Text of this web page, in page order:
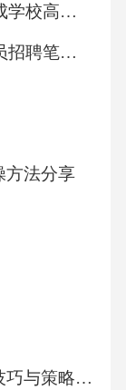
2026贵州六盘水市盘州市兴成学校高中教师招聘8人考试模拟试题及答案详解
2025年海口市秀英区工会人员招聘笔试试题及答案详解
方法分享
快速提升员工执行力的实操技巧与策略探析与深化总结